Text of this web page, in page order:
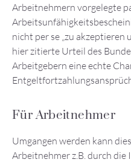
Arbeitnehmern vorgelegte
nicht per se „zu akzeptieren
hier zitierte Urteil des
Arbeitgebern eine echte
Für Arbeitnehmer
Umgangen werden kann
Arbeitnehmer z.B. durch